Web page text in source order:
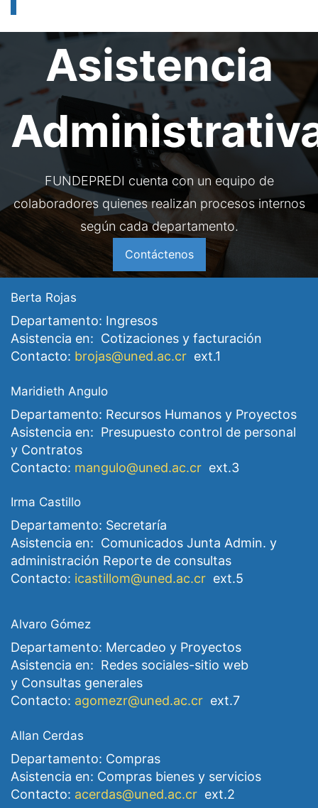
Asistencia
FUNDEPREDI cuenta con un equipo de
colaboradores quienes realizan procesos internos
según cada departamento.
Contáctenos​​​​
Berta Rojas
Departamento: Ingresos
Asistencia en: Cotizaciones y facturación
Contacto: brojas@uned.ac.cr ext.1
Maridieth Angulo
Departamento: Recursos Humanos y Proyectos
Asistencia en: Presupuesto control de personal
y Contratos
Contacto: mangulo@uned.ac.cr ext.3
Irma Castillo
Departamento: Secretaría
Asistencia en: Comunicados Junta Admin. y
administración Reporte de consultas
Contacto: icastillom@uned.ac.cr ext.5
Alvaro Gómez
Departamento: Mercadeo y Proyectos
Asistencia en: Redes sociales-sitio web
y Consultas generales
Contacto: agomezr@uned.ac.cr ext.7
Allan Cerdas
Departamento: Compras
Asistencia en: Compras bienes y servicios
Contacto: acerdas@uned.ac.cr ext.2